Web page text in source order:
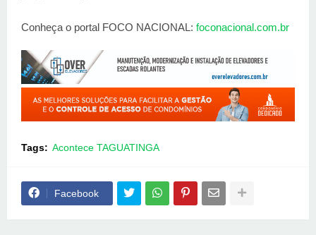
Conheça o portal FOCO NACIONAL: foconacional.com.br
Tags: Acontece TAGUATINGA
Facebook